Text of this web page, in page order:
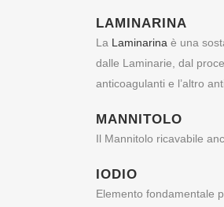
LAMINARINA
La Laminarina è una
dalle Laminarie, dal
anticoagulanti e l’altro
MANNITOLO
Il Mannitolo ricavabile
IODIO
Elemento fondamentale